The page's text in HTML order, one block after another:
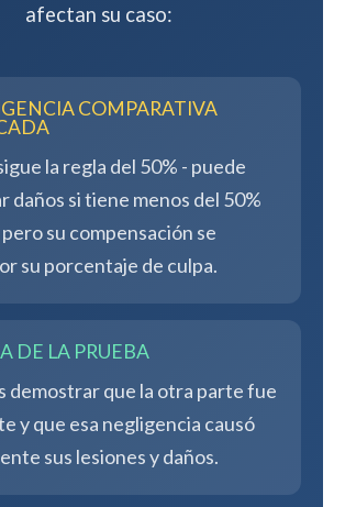
afectan su caso:
COMPARATIVA
la regla del 50% - puede
daños si tiene menos del 50%
su compensación se
su porcentaje de culpa.
DE LA PRUEBA
demostrar que la otra parte fue
y que esa negligencia causó
sus lesiones y daños.